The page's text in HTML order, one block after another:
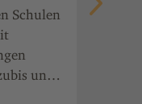
Schulen
und
Pfalz.